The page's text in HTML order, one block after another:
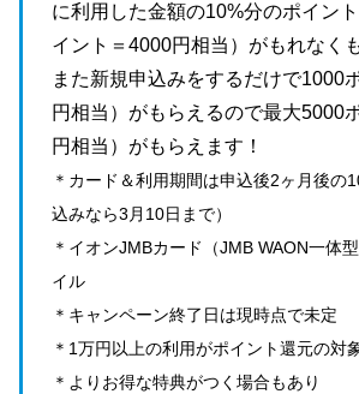
に利用した金額の10%分のポイン
イント＝4000円相当）がもれなく
また新規申込みをするだけで1000
円相当）がもらえるので最大5000
円相当）がもらえます！
＊カード＆利用期間は申込後2ヶ月後の
込みなら3月10日まで）
＊イオンJMBカード（JMB WAON一体
イル
＊キャンペーン終了日は現時点で未定
＊1万円以上の利用がポイント還元の対
＊よりお得な特典がつく場合もあり